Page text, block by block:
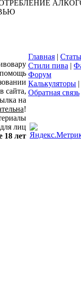
сайта,
на
!
лиц
18 лет
Главная |
Стили пива |
Форум
Калькуляторы |
Обратная связь